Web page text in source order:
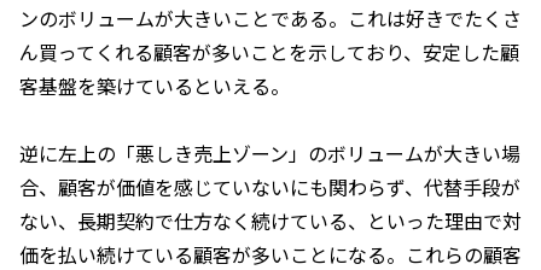
ンのボリュームが大きいことである。これは好きでたくさ
ん買ってくれる顧客が多いことを示しており、安定した顧
客基盤を築けているといえる。
逆に左上の「悪しき売上ゾーン」のボリュームが大きい場
合、顧客が価値を感じていないにも関わらず、代替手段が
ない、長期契約で仕方なく続けている、といった理由で対
価を払い続けている顧客が多いことになる。これらの顧客